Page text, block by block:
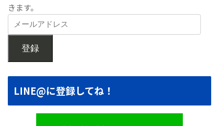
きます。
登録
LINE@に登録してね！